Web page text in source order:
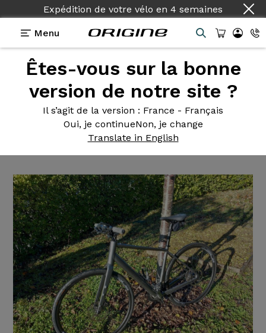
Expédition de votre vélo en 4 semaines
Menu
Êtes-vous sur la bonne
version de notre site ?
Il s’agit de la version : France - Français
Oui, je continueNon, je change
Translate in English
Témoignages>Help Flatbar - Shimano Tiagra - Dt
Help Flatbar- Shimano Tiagra
- Dt Swiss R500